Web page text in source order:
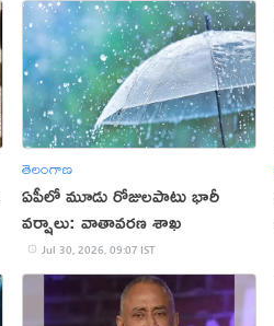
తెలంగాణ
ఏపీలో మూడు రోజులపాటు భారీ
వర్షాలు: వాతావరణ శాఖ
Jul 30, 2026, 09:07 IST